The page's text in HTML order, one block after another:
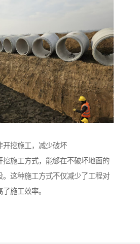
开挖施工，减少破坏
挖施工方式，能够在不破坏地面的
。这种施工方式不仅减少了工程对
施工效率。